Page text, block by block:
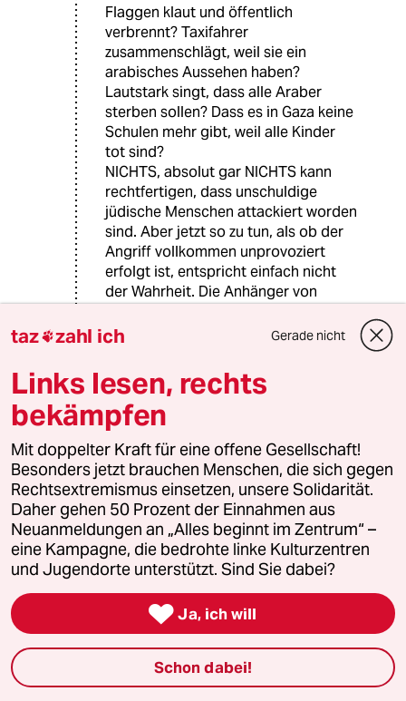
Flaggen klaut und öffentlich
verbrennt? Taxifahrer
zusammenschlägt, weil sie ein
arabisches Aussehen haben?
Lautstark singt, dass alle Araber
sterben sollen? Dass es in Gaza keine
Schulen mehr gibt, weil alle Kinder
tot sind?
NICHTS, absolut gar NICHTS kann
rechtfertigen, dass unschuldige
jüdische Menschen attackiert worden
sind. Aber jetzt so zu tun, als ob der
Angriff vollkommen unprovoziert
erfolgt ist, entspricht einfach nicht
der Wahrheit. Die Anhänger von
ihre rechtsnationale Ausrichtung. Das
Schau gestellt. Mein Beileid allen
Unbeteiligten, die zu Schaden
gekommen sind.
S *Sabine*
10.11.2024 , 21:22 Uhr
@43412 (Profil gelöscht):
Hooligans tun Hooligan-Dinge und
kaum jemand hätte ein Problem
damit gehabt, wenn sich Hooligans
untereinander "ein paar auf ihre
Schnuffelnasen" geben, so lange
Nicht-Hooligans unbehelligt bleiben.
Das war in Amsterdam aber nicht der
taz zahl ich Gerade nicht
Links lesen, rechts
bekämpfen
Mit doppelter Kraft für eine offene Gesellschaft!
Besonders jetzt brauchen Menschen, die sich gegen
Rechtsextremismus einsetzen, unsere Solidarität.
Daher gehen 50 Prozent der Einnahmen aus
Neuanmeldungen an „Alles beginnt im Zentrum“ –
eine Kampagne, die bedrohte linke Kulturzentren
und Jugendorte unterstützt. Sind Sie dabei?
 Ja, ich will
Schon dabei!